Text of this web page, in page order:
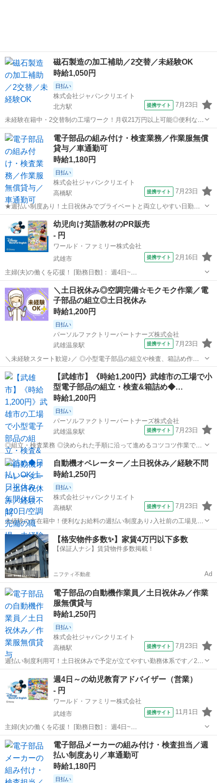
磁石製造の加工補助／2交替／未経験OK
時給1,050円
日払い
株式会社ジャパンクリエイト
北方駅
提携サイト 7月23日
未経験在籍中・2交替制の工場ワーク！月収21万円以上可能◎便利なお
給料の週払いシステムあり／20代・30代・40代・50代在籍中 ＼株式会
社ジャパンクリエイトの強み／ 【製造・物流に特化した圧倒的な専門
性】 ジャパンクリ...
佐賀 北方駅 工場
電子部品の組み付け・検査業務／作業服無償
貸与／車通勤可
時給1,180円
日払い
株式会社ジャパンクリエイト
高橋駅
提携サイト 7月23日
★週払い制度あり！土日祝休みでプライベートと両立しやすい日勤中
心の職場／20代・30代・40代・50代在籍中 ＼株式会社ジャパンクリエ
イトの強み／ 【製造・物流に特化した圧倒的な専門性】 ジャパンクリ
エイトは、製造・物流...
佐賀 武雄市 高橋駅 工場
幼児向け英語教材のPR販売
- 円
ワールド・ファミリー株式会社
武雄市
提携サイト 2月16日
主婦(夫)の働くを応援！ [勤務日数]： 週4日~
10:00~17:00/10:00~16:00/10:00~15:00/09:30~14:00 [勤務地・最寄
駅]： 佐賀県武雄市 ※勤務エリア選択可 ワールド・ファ...
営業
＼土日祝休み◎空調完備☆モクモク作業／電
子部品の組立◎土日祝休み
時給1,200円
日払い
パーソルファクトリーパートナーズ株式会社
武雄温泉駅
提携サイト 7月23日
＼未経験スタート歓迎♪／ ◎小型電子部品の組立や検査、箱詰め作業
を手作業で行います！ ◎空調完備の快適な環境で、クリーンスーツを
着用してモクモク作業♪ ◎教育期間あり！じっくり2週間学べるので安
心です☆ ◎土日祝休み＆年間休...
佐賀 武雄温泉駅 仕分け
【武雄市】《時給1,200円》武雄市の工場で小
型電子部品の組立・検査&箱詰め◆…
時給1,200円
日払い
パーソルファクトリーパートナーズ株式会社
武雄温泉駅
提携サイト 7月23日
◎組立・検査業務 ◎決められた手順に沿って進めるコツコツ作業です
♪ ◎小型電子部品の組立や検査、箱詰めを手作業で行います。 ◎未経
験の方も安心!教育期間があるので無理なくスタート可能です。 ※空調
完備で快適な職場環境です。 ...
佐賀 武雄市 武雄温泉駅 工場
自動機オペレーター／土日祝休み／経験不問
時給1,250円
日払い
株式会社ジャパンクリエイト
高橋駅
提携サイト 7月23日
未経験の方在籍中！便利なお給料の週払い制度あり♪入社前の工場見学
が可能です◎／20代・30代・40代・50代在籍中 ＼株式会社ジャパンク
リエイトの強み／ 【製造・物流に特化した圧倒的な専門性】 ジャパン
クリエイトは、製造...
佐賀 武雄市 高橋駅 工場
【格安物件多数✨】家賃4万円以下多数
【保証人ナシ】賃貸物件多数掲載！
ニフティ不動産 Ad
電子部品の自動機作業員／土日祝休み／作業
服無償貸与
時給1,250円
日払い
株式会社ジャパンクリエイト
高橋駅
提携サイト 7月23日
週払い制度利用可！土日祝休みで予定が立てやすい勤務体系です／20
代・30代・40代・50代在籍中 ＼株式会社ジャパンクリエイトの強み／
【製造・物流に特化した圧倒的な専門性】 ジャパンクリエイトは、製
造・物流分野に特化し...
武雄市 高橋駅 工場
週4日～の幼児教育アドバイザー（営業）
- 円
ワールド・ファミリー株式会社
武雄市
提携サイト 11月1日
主婦(夫)の働くを応援！ [勤務日数]： 週4日~
10:00~17:00/10:00~16:00/10:00~15:00/09:30~14:00 [勤務地・最寄
駅]： 佐賀県武雄市 ※勤務エリア選択可 ワールド・ファ...
佐賀 営業
電子部品メーカーの組み付け・検査担当／週
払い制度あり／車通勤可
時給1,180円
日払い